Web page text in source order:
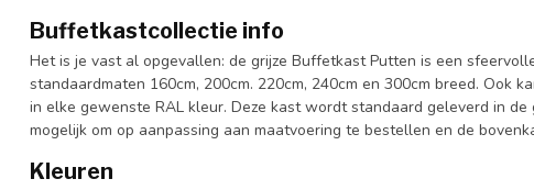
Buffetkastcollectie info
Het is je vast al opgevallen: de grijze Buffetkast Putten is een
standaardmaten 160cm, 200cm. 220cm, 240cm en 300cm breed. Ook
in elke gewenste RAL kleur. Deze kast wordt standaard geleverd in
mogelijk om op aanpassing aan maatvoering te bestellen en de
Kleuren